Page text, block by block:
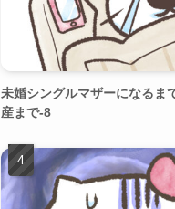
未婚シングルマザーになるま
産まで-8